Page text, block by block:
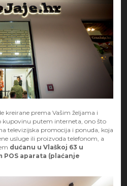
kreirane prema Vašim željama i
putem interneta, ono što
televizijska promocija i ponuda, koja
usluge ili proizvoda telefonom, a
dućanu u Vlaškoj 63 u
aparata (plaćanje